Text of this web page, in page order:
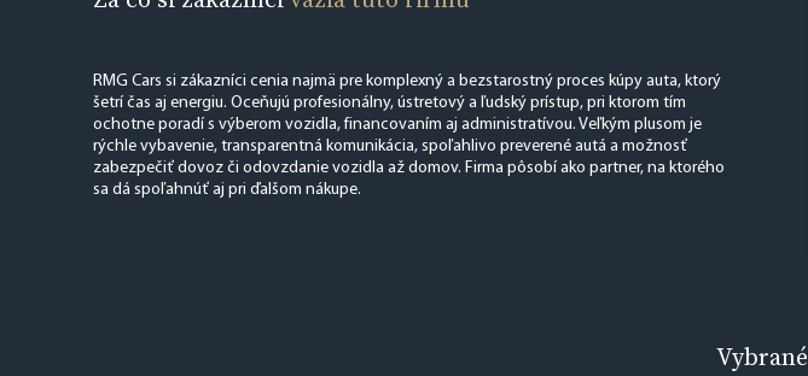
RMG Cars si zákazníci cenia najmä pre komplexný a bezstarostný proces kúpy auta, ktorý
šetrí čas aj energiu. Oceňujú profesionálny, ústretový a ľudský prístup, pri ktorom tím
ochotne poradí s výberom vozidla, financovaním aj administratívou. Veľkým plusom je
rýchle vybavenie, transparentná komunikácia, spoľahlivo preverené autá a možnosť
zabezpečiť dovoz či odovzdanie vozidla až domov. Firma pôsobí ako partner, na ktorého
sa dá spoľahnúť aj pri ďalšom nákupe.
Vybrané